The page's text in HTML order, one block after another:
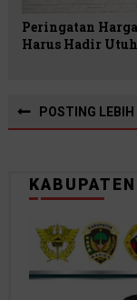
Peringatan
Harus Hadir
POSTING LEBIH